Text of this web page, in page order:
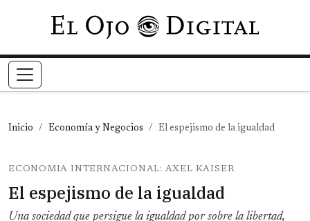
Pasar al contenido principal
Inicio Economía y Negocios El espejismo de la igualdad
ECONOMIA INTERNACIONAL: AXEL KAISER
El espejismo de la igualdad
Una sociedad que persigue la igualdad por sobre la libertad,